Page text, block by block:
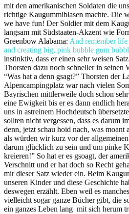
mit den amerikanischen Soldaten die
richtige Kaugummiblasen machte. Die
we have fun! Der Soldier mit dem
langsam mit Südstaaten-Akzent wie
Greenbow Alabama: And remember
and creating big, pink bubble gum
instinktiv, dass er einen sehr weisen
Thorsten dazu noch schneller in seinen
“Was hat a denn gsagt?” Thorsten der
Alpencampingplatz war nach vielen
Bayrischen mittlerweile doch schon
eine Ewigkeit bis er es dann endlich
uns in astreinem Hochdeutsch
sollten nicht vergessen, dass es darum
denn, jetzt schau hoid nach, was moant
als würden wir kurz vor der
darum glücklich zu sein und um pinke
kreieren!” So hat er es gsoagt, der
Verschnitt und er hat doch so Recht
mir dieser Satz wieder ein. Beim
unseren Kinder und diese Geschichte
deswegen erzählt. Eben weil es
vielleicht sogar ganze Bücher gibt, die
ein ganzes Leben lang mit sich herum